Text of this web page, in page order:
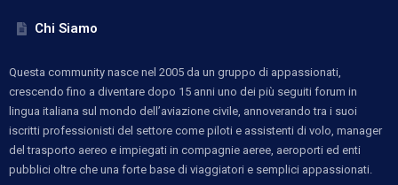
Chi Siamo
Questa community nasce nel 2005 da un gruppo di appassionati,
crescendo fino a diventare dopo 15 anni uno dei più seguiti forum in
lingua italiana sul mondo dell’aviazione civile, annoverando tra i suoi
iscritti professionisti del settore come piloti e assistenti di volo, manager
del trasporto aereo e impiegati in compagnie aeree, aeroporti ed enti
pubblici oltre che una forte base di viaggiatori e semplici appassionati.